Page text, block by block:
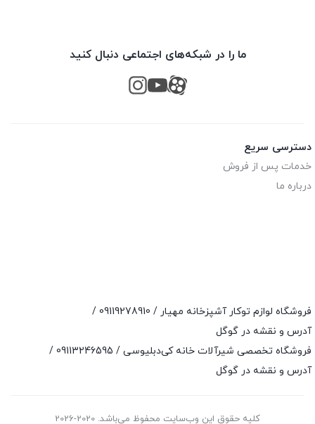
ما را در شبکه‌های اجتماعی دنبال کنید
دسترسی سریع
خدمات پس از فروش
درباره ما
فروشگاه لوازم توکار آشپزخانه مهیار / 09119278910
/
آدرس و نقشه در گوگل
فروشگاه تخصصی شیرآلات خانه کی‌دبلیوسی / 09113246595
/
آدرس و نقشه در گوگل
کلیه حقوق این وب‌سایت محفوظ می‌باشد. 2020-2026